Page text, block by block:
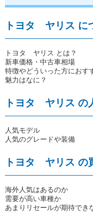
トヨタ ヤリス に
トヨタ ヤリス とは？
新車価格・中古車相場
特徴やどういった方におす
魅力はなに？
トヨタ ヤリス の
人気モデル
人気のグレードや装備
トヨタ ヤリス の
海外人気はあるのか
需要が高い車種か
あまりリセールが期待でき